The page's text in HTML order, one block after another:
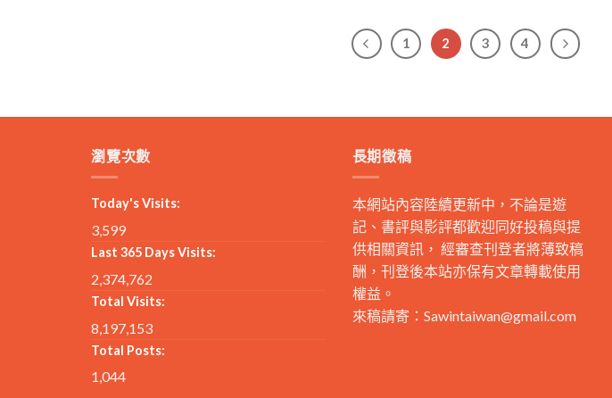
1 2 3 4
瀏覽次數
Today's Visits:
3,599
Last 365 Days Visits:
2,374,762
Total Visits:
8,197,153
Total Posts:
1,044
長期徵稿
本網站內容陸續更新中，不論是遊
記、書評與影評都歡迎同好投稿與提
供相關資訊， 經審查刊登者將薄致稿
酬，刊登後本站亦保有文章轉載使用
權益。
來稿請寄： Sawintaiwan@gmail.com